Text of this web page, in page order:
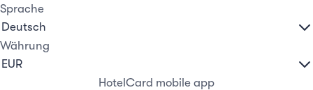
Sprache
Währung
HotelCard mobile app